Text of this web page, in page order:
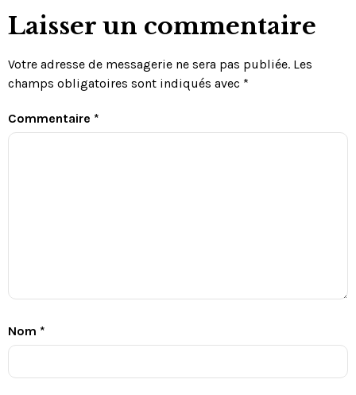
Laisser un commentaire
Votre adresse de messagerie ne sera pas publiée. Les
champs obligatoires sont indiqués avec *
Commentaire *
Nom *